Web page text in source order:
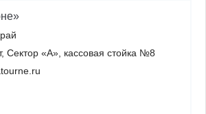
Сектор «А», кассовая стойка №8